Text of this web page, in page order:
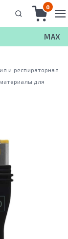
0
MAX
и респираторная
для